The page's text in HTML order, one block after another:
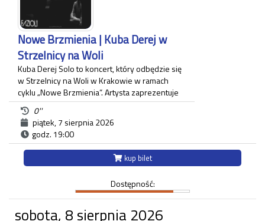
Nowe Brzmienia | Kuba Derej w
Strzelnicy na Woli
Kuba Derej Solo to koncert, który odbędzie się
w Strzelnicy na Woli w Krakowie w ramach
cyklu „Nowe Brzmienia”. Artysta zaprezentuje
program łączący klasyczną wrażliwość,
przestrzeń muzyki ilustracyjnej oraz jazzową
wolność. Obok autorskich utworów usłyszymy
unikalne, tworzone na żywo improwizacje oraz
autorskie jazzowe ujęcia znanych tematów
klasycznych. Kuba Derej zabierze słuchaczy w
subtelnych dźwięków i wirtuozerii technicznej.
muzyki klasycznej i jazzowo-ilustracyjnej.
0''
piątek, 7 sierpnia 2026
godz. 19:00
kup bilet
Dostępność:
sobota, 8 sierpnia 2026